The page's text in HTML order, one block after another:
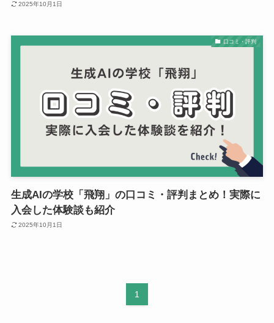
2025年10月1日
口コミ・評判
生成AIの学校「飛翔」の口コミ・評判まとめ！実際に
入会した体験談も紹介
2025年10月1日
1